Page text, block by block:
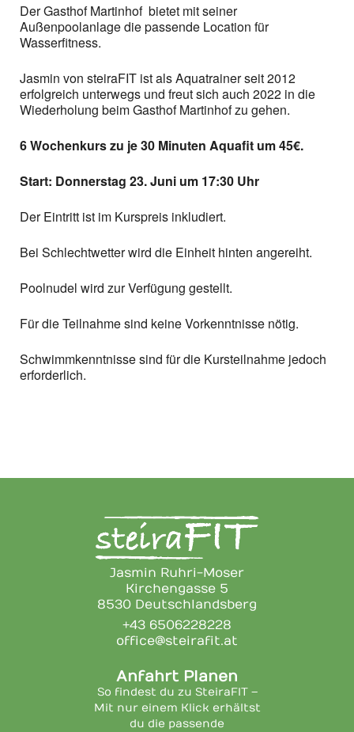
Der Gasthof Martinhof bietet mit seiner
Außenpoolanlage die passende Location für
Wasserfitness.
Jasmin von steiraFIT ist als Aquatrainer seit 2012
erfolgreich unterwegs und freut sich auch 2022 in die
Wiederholung beim Gasthof Martinhof zu gehen.
6 Wochenkurs zu je 30 Minuten Aquafit um 45€.
Start: Donnerstag 23. Juni um 17:30 Uhr
Der Eintritt ist im Kurspreis inkludiert.
Bei Schlechtwetter wird die Einheit hinten angereiht.
Poolnudel wird zur Verfügung gestellt.
Für die Teilnahme sind keine Vorkenntnisse nötig.
Schwimmkenntnisse sind für die Kursteilnahme jedoch
erforderlich.
Jasmin Ruhri-Moser
Kirchengasse 5
8530 Deutschlandsberg
+43 6506228228
office@steirafit.at
Anfahrt Planen
So findest du zu SteiraFIT –
Mit nur einem Klick erhältst
du die passende